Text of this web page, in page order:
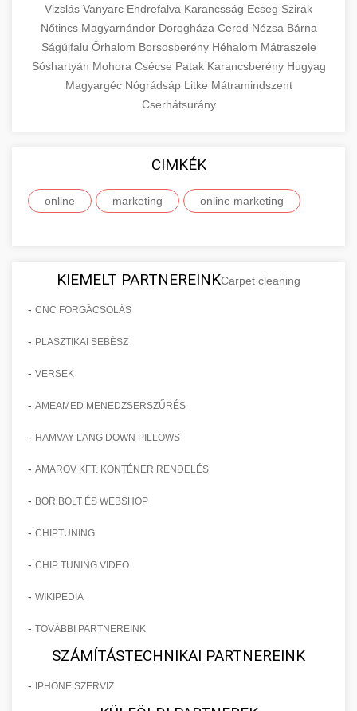
Vizslás Vanyarc Endrefalva Karancsság Ecseg Szirák
Nőtincs Magyarnándor Dorogháza Cered Nézsa Bárna
Ságújfalu Őrhalom Borsosberény Héhalom Mátraszele
Sóshartyán Mohora Csécse Patak Karancsberény Hugyag
Magyargéc Nógrádsáp Litke Mátramindszent
Cserhátsurány
CIMKÉK
online marketing online marketing
KIEMELT PARTNEREINKCarpet cleaning
- CNC FORGÁCSOLÁS
- PLASZTIKAI SEBÉSZ
- VERSEK
- AMEAMED MENEDZSERSZŰRÉS
- HAMVAY LANG DOWN PILLOWS
- AMAROV KFT. KONTÉNER RENDELÉS
- BOR BOLT ÉS WEBSHOP
- CHIPTUNING
- CHIP TUNING VIDEO
- WIKIPEDIA
- TOVÁBBI PARTNEREINK
SZÁMÍTÁSTECHNIKAI PARTNEREINK
- IPHONE SZERVIZ